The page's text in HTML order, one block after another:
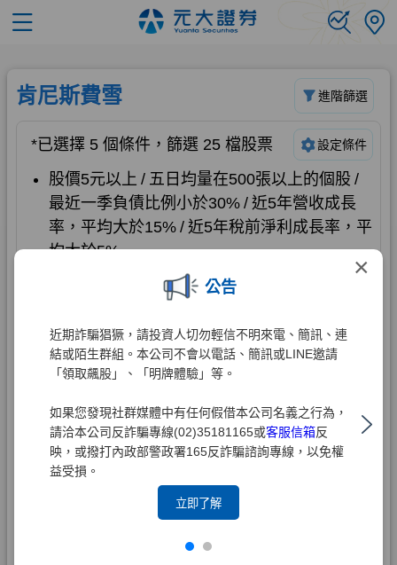
×
公告
近期詐騙猖獗，請投資人切勿輕信不明來電、簡訊、連
結或陌生群組。本公司不會以電話、簡訊或LINE邀請
「領取飆股」、「明牌體驗」等。
如果您發現社群媒體中有任何假借本公司名義之行為，
請洽本公司反詐騙專線(02)35181165或客服信箱反
映，或撥打內政部警政署165反詐騙諮詢專線，以免權
益受損。
立即了解